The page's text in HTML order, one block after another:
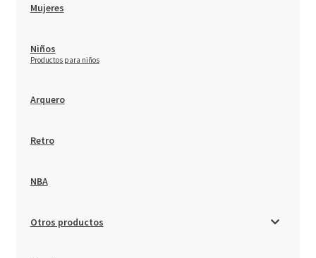
Mujeres
Niños
–
Productos para niños
Arquero
Retro
NBA
Otros productos